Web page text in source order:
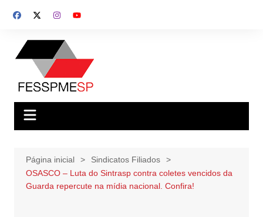
para
conteúdo
Página inicial
Sindicatos Filiados
OSASCO – Luta do Sintrasp contra coletes vencidos da
Guarda repercute na mídia nacional. Confira!